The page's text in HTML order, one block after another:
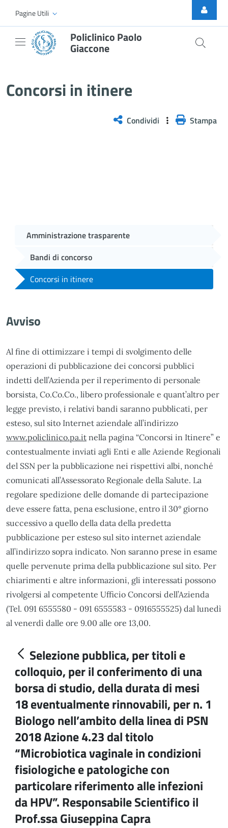
Skip to Main Content
Pagine Utili
Policlinico Paolo
Giaccone
Concorsi in itinere
Condividi Stampa
Amministrazione trasparente
Bandi di concorso
Concorsi in itinere
Avviso
Al fine di ottimizzare i tempi di svolgimento delle
operazioni di pubblicazione dei concorsi pubblici
indetti dell’Azienda per il reperimento di personale
borsista, Co.Co.Co., libero professionale e quant’altro per
legge previsto, i relativi bandi saranno pubblicati, per
esteso, sul sito Internet aziendale all’indirizzo
www.policlinico.pa.it nella pagina “Concorsi in Itinere” e
contestualmente inviati agli Enti e alle Aziende Regionali
del SSN per la pubblicazione nei rispettivi albi, nonché
comunicati all’Assessorato Regionale della Salute. La
regolare spedizione delle domande di partecipazione
deve essere fatta, pena esclusione, entro il 30° giorno
successivo a quello della data della predetta
pubblicazione per esteso sul sito internet aziendale
all’indirizzo sopra indicato. Non saranno prese in esame
quelle pervenute prima della pubblicazione sul sito. Per
chiarimenti e altre informazioni, gli interessati possono
rivolgersi al competente Ufficio Concorsi dell’Azienda
(Tel. 091 6555580 - 091 6555583 - 0916555525) dal lunedì
al venerdì dalle ore 9.00 alle ore 13,00.
Selezione pubblica, per titoli e
colloquio, per il conferimento di una
borsa di studio, della durata di mesi
18 eventualmente rinnovabili, per n. 1
Biologo nell’ambito della linea di PSN
2018 Azione 4.23 dal titolo
“Microbiotica vaginale in condizioni
fisiologiche e patologiche con
particolare riferimento alle infezioni
da HPV”. Responsabile Scientifico il
Prof.ssa Giuseppina Capra